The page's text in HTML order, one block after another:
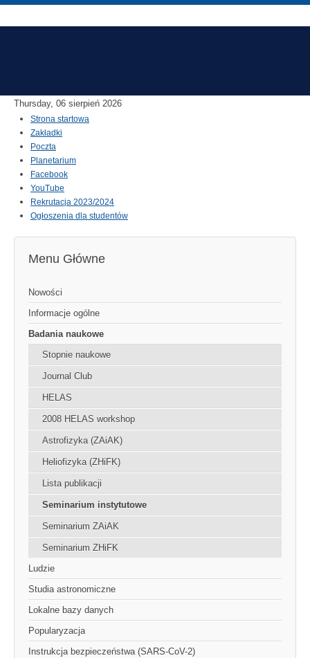
Thursday, 06 sierpień 2026
Strona startowa
Zakładki
Poczta
Planetarium
Facebook
YouTube
Rekrutacja 2023/2024
Ogłoszenia dla studentów
Menu Główne
Nowości
Informacje ogólne
Badania naukowe
Stopnie naukowe
Journal Club
HELAS
2008 HELAS workshop
Astrofizyka (ZAiAK)
Heliofizyka (ZHiFK)
Lista publikacji
Seminarium instytutowe
Seminarium ZAiAK
Seminarium ZHiFK
Ludzie
Studia astronomiczne
Lokalne bazy danych
Popularyzacja
Instrukcja bezpieczeństwa (SARS-CoV-2)